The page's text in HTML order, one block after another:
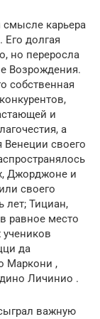
карьера
долгая
но переросла
Возрождения.
собственная
и
а
Венеции своего
Джорджоне и
своего
лет; Тициан,
равное место
да
Маркони ,
Личинио .
важную